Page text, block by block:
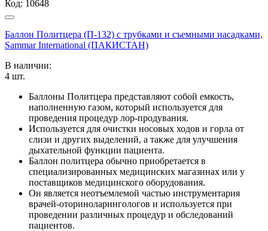
Код: 10648
Баллон Политцера (П-132) с трубками и съемными насадками,
Sammar International (ПАКИСТАН)
В наличии:
4 шт.
Баллоны Политцера представляют собой емкость,
наполненную газом, который используется для
проведения процедур лор-продувания.
Используется для очистки носовых ходов и горла от
слизи и других выделений, а также для улучшения
дыхательной функции пациента.
Баллон политцера обычно приобретается в
специализированных медицинских магазинах или у
поставщиков медицинского оборудования.
Он является неотъемлемой частью инструментария
врачей-оториноларингологов и используется при
проведении различных процедур и обследований
пациентов.